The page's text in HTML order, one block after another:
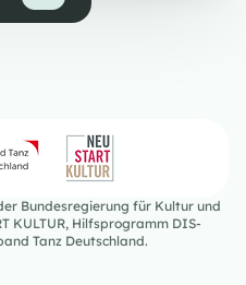
Bundesregierung für Kultur und
KULTUR, Hilfsprogramm DIS-
Tanz Deutschland.